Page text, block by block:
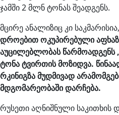
ჯამში 2 მლნ ტონას შეადგენს.
მცირე ანალიზიც კი
დროებით ოკუპირებული
აუცილებლობას წარმოადგენს
ტონა ტვირთის მოზიდვა.
რკინიგზა მუდმივად
მდგომარეობაში დარჩება.
რუსეთი აღნიშნული საკითხის